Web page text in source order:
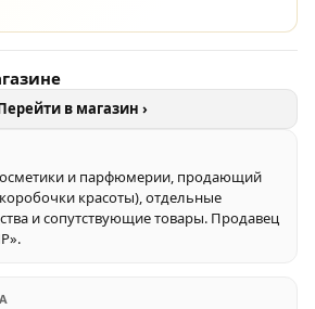
в магазин ›
и парфюмерии, продающий
красоты), отдельные
и сопутствующие товары. Продавец